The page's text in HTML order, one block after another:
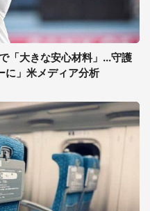
「大きな安心材料」...守護
に」米メディア分析